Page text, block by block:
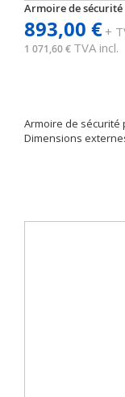
Armoire de sécurité
893,00 €+
1 071,60 € TVA incl.
Armoire de sécurité
Dimensions